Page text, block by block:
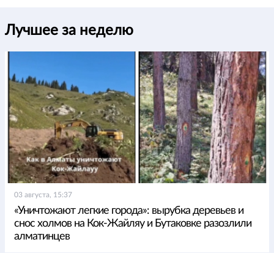
Лучшее за неделю
03 августа, 15:37
«Уничтожают легкие города»: вырубка деревьев и
снос холмов на Кок-Жайляу и Бутаковке разозлили
алматинцев